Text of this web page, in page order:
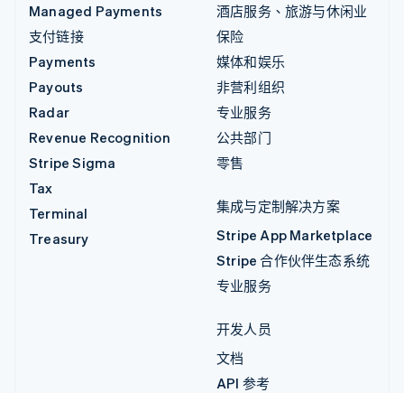
Managed Payments
支付链接
Payments
Payouts
Radar
Revenue Recognition
Stripe Sigma
Tax
Terminal
Treasury
酒店服务、旅游与休闲业
保险
媒体和娱乐
非营利组织
专业服务
公共部门
零售
集成与定制解决方案
Stripe App Marketplace
Stripe 合作伙伴生态系统
专业服务
开发人员
文档
API 参考